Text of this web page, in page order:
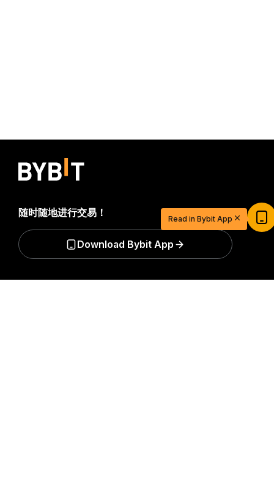
随时随地进行交易！
Download Bybit App
$20 USDT 助您从容开启交易之旅
立即参与
Read in Bybit App